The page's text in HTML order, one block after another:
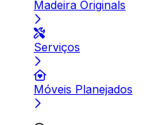
Madeira Originals
Serviços
Móveis Planejados